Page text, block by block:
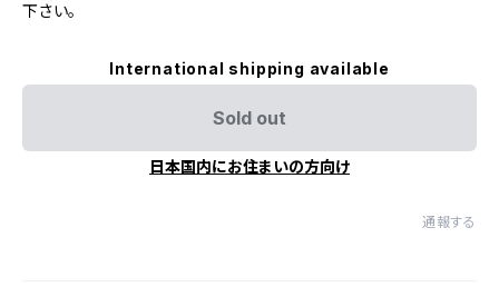
下さい。
International shipping available
Sold out
日本国内にお住まいの方向け
通報する